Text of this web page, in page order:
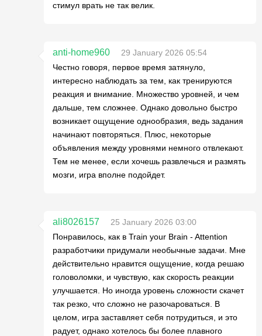
стимул врать не так велик.
anti-home960
29 January 2026 05:54
Честно говоря, первое время затянуло,
интересно наблюдать за тем, как тренируются
реакция и внимание. Множество уровней, и чем
дальше, тем сложнее. Однако довольно быстро
возникает ощущение однообразия, ведь задания
начинают повторяться. Плюс, некоторые
объявления между уровнями немного отвлекают.
Тем не менее, если хочешь развлечься и размять
мозги, игра вполне подойдет.
ali8026157
25 January 2026 03:00
Понравилось, как в Train your Brain - Attention
разработчики придумали необычные задачи. Мне
действительно нравится ощущение, когда решаю
головоломки, и чувствую, как скорость реакции
улучшается. Но иногда уровень сложности скачет
так резко, что сложно не разочароваться. В
целом, игра заставляет себя потрудиться, и это
радует, однако хотелось бы более плавного